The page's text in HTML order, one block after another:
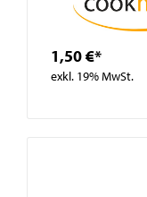
1,50 €*
exkl. 19% MwSt.